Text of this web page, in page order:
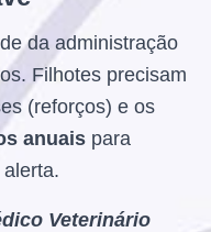
da administração
Filhotes precisam
(reforços) e os
anuais para
Veterinário